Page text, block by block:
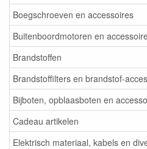
Boegschroeven en accessoires
Buitenboordmotoren en
Brandstoffen
Brandstoffilters en brandstof-
Bijboten, opblaasboten en
Cadeau artikelen
Elektrisch materiaal, kabels en